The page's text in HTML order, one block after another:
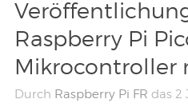
Raspberry Pi
Mikrocontroller
Durch Raspberry Pi FR das 2